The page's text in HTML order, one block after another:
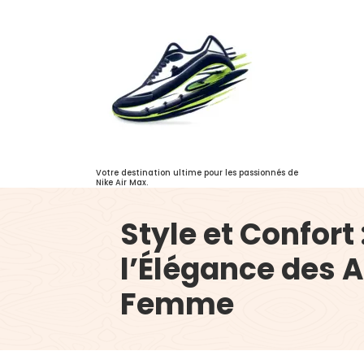
Votre destination ultime pour les passionnés de
Nike Air Max.
Style et Confort
l’Élégance des
Femme